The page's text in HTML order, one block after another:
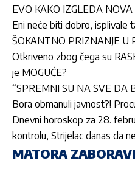
EVO KAKO IZGLEDA
Eni neće biti dobro, isplivale
ŠOKANTNO PRIZNANJE U
Otkriveno zbog čega su
je MOGUĆE?
“SPREMNI SU NA SVE DA
Bora obmanuli javnost?!
Dnevni horoskop za 28.
kontrolu, Strijelac danas da
MATORA